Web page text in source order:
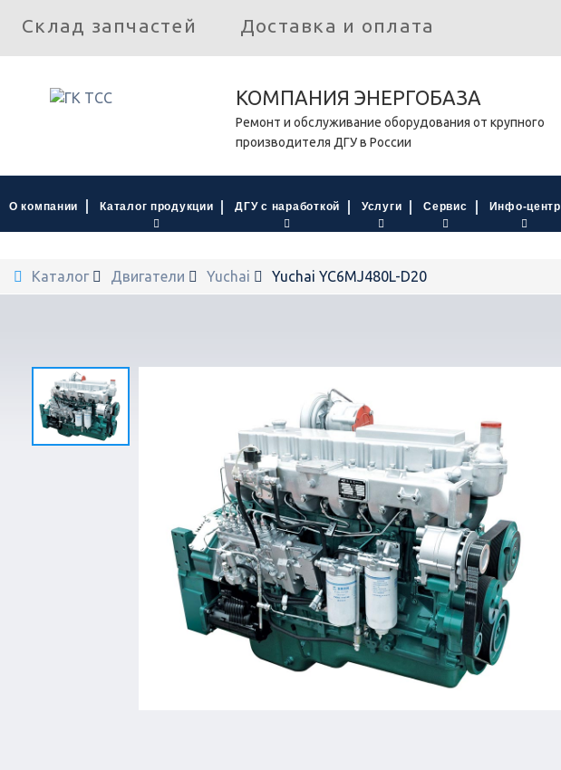
Склад запчастей Доставка и оплата
КОМПАНИЯ ЭНЕРГОБАЗА
Ремонт и обслуживание оборудования от крупного
производителя ДГУ в России
О компании Каталог продукции ДГУ с наработкой Услуги Сервис Инфо-центр
Каталог Двигатели Yuchai Yuchai YC6MJ480L-D20